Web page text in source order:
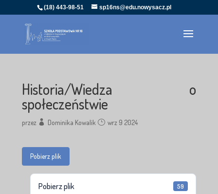
(18) 443-98-51 sp16ns@edu.nowysacz.pl
Historia/Wiedza o
społeczeństwie
przez Dominika Kowalik wrz 9 2024
Pobierz plik
Pobierz plik 59